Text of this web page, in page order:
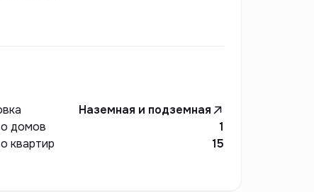
Наземная и подземная
домов
1
квартир
15